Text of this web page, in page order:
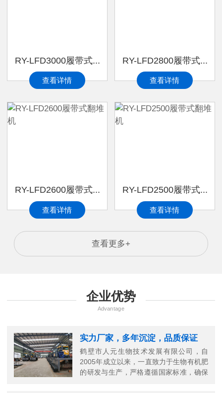
RY-LFD3000履带式...
查看详情
RY-LFD2800履带式...
查看详情
RY-LFD2600履带式...
查看详情
RY-LFD2500履带式...
查看详情
查看更多+
企业优势
Advantage
实力厂家，多年沉淀，品质保证
鹤壁市人元生物技术发展有限公司，自
2005年成立以来，一直致力于生物有机肥
的研发与生产，严格遵循国家标准，确保